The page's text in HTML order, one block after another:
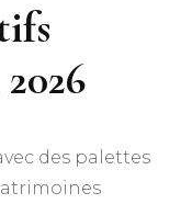
des palettes